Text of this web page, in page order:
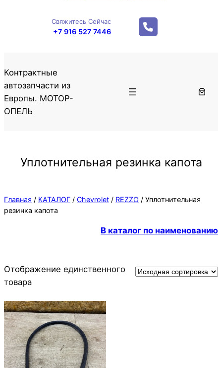
Свяжитесь Сейчас
+7 916 527 7446
Контрактные
автозапчасти из
Европы. МОТОР-
ОПЕЛЬ
Уплотнительная резинка капота
Главная / КАТАЛОГ / Chevrolet / REZZO / Уплотнительная
резинка капота
В каталог по наименованию
Отображение единственного
товара